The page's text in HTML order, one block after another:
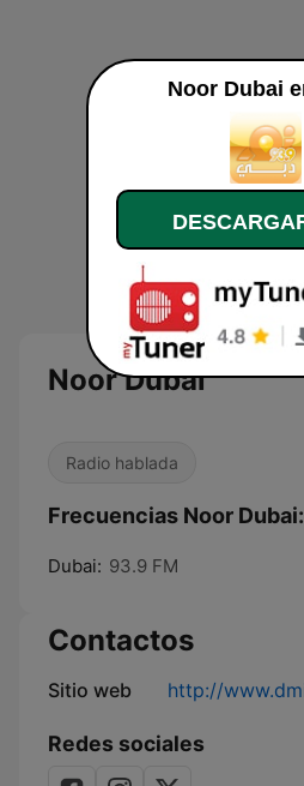
Noor Dubai
Radio hablada
Frecuencias Noor Dubai:
Dubai: 93.9 FM
Contactos
Sitio web http://
Redes sociales
Noor Dubai